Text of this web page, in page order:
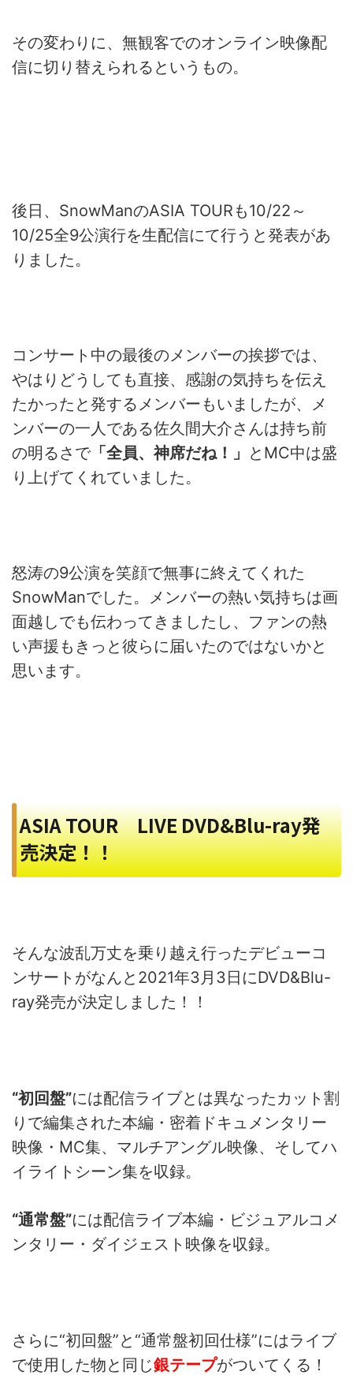
その変わりに、無観客でのオンライン映像配
信に切り替えられるというもの。
後日、SnowManのASIA TOURも10/22～
10/25全9公演行を生配信にて行うと発表があ
りました。
コンサート中の最後のメンバーの挨拶では、
やはりどうしても直接、感謝の気持ちを伝え
たかったと発するメンバーもいましたが、メ
ンバーの一人である佐久間大介さんは持ち前
の明るさで「全員、神席だね！」 とMC中は盛
り上げてくれていました。
怒涛の9公演を笑顔で無事に終えてくれた
SnowManでした。メンバーの熱い気持ちは画
面越しでも伝わってきましたし、ファンの熱
い声援もきっと彼らに届いたのではないかと
思います。
ASIA TOUR LIVE DVD&Blu-ray発
売決定！！
そんな波乱万丈を乗り越え行ったデビューコ
ンサートがなんと2021年3月3日にDVD&Blu-
ray発売が決定しました！！
“初回盤”には配信ライブとは異なったカット割
りで編集された本編・密着ドキュメンタリー
映像・MC集、マルチアングル映像、そしてハ
イライトシーン集を収録。
“通常盤”には配信ライブ本編・ビジュアルコメ
ンタリー・ダイジェスト映像を収録。
さらに“初回盤”と“通常盤初回仕様”にはライブ
で使用した物と同じ銀テープがついてくる！